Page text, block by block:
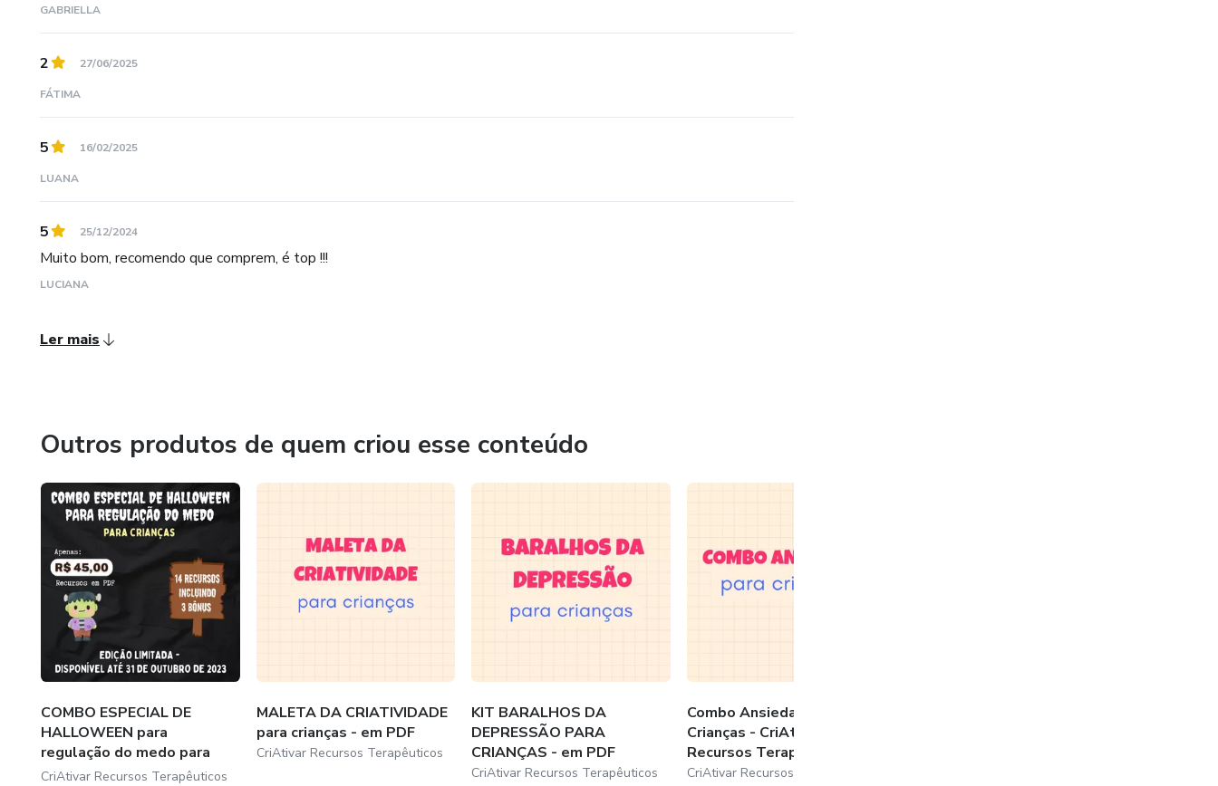
GABRIELLA
2 27/06/2025
FÁTIMA
5 16/02/2025
LUANA
5 25/12/2024
Muito bom, recomendo que comprem, é top !!!
LUCIANA
Ler mais
Outros produtos de quem criou esse conteúdo
COMBO ESPECIAL DE
HALLOWEEN para
regulação do medo para
cria...
CriAtivar Recursos Terapêuticos
MALETA DA CRIATIVIDADE
para crianças - em PDF
CriAtivar Recursos Terapêuticos
KIT BARALHOS DA
DEPRESSÃO PARA
CRIANÇAS - em PDF
CriAtivar Recursos Terapêuticos
Combo Ansiedade para
Crianças - CriAtivar
Recursos Terapêuti...
CriAtivar Recursos Terapêuticos